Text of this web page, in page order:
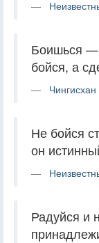
Боишься
бойся, а
Не бойся
он
Радуйся и